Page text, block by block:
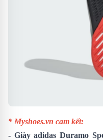
* Myshoes.vn cam kết:
- Giày adidas Duramo